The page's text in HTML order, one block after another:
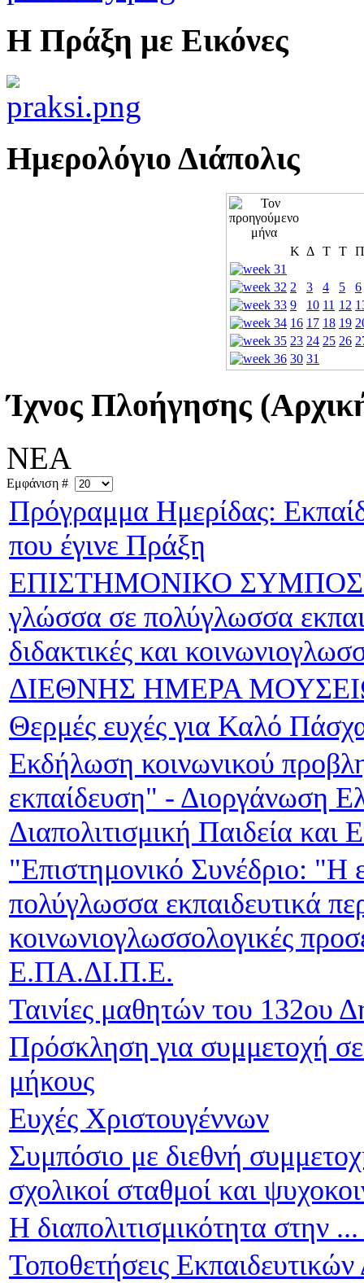
Η Πράξη με Εικόνες
Ημερολόγιο Διάπολις
Κ Δ Τ Τ Π
2 3 4 5
6
9
10 11 12
16 17 18 19
23 24 25 26
30 31
Ίχνος Πλοήγησης
ΝΕΑ
Εμφάνιση #
Πρόγραμμα Ημερίδας:
που έγινε Πράξη
ΕΠΙΣΤΗΜΟΝΙΚΟ
γλώσσα σε πολύγλωσσα
διδακτικές και
ΔΙΕΘΝΗΣ ΗΜΕΡΑ
Θερμές ευχές για Καλό
Εκδήλωση κοινωνικού
εκπαίδευση" - Διοργάνωση
Διαπολιτισμική Παιδεία και
"Επιστημονικό Συνέδριο: "Η
πολύγλωσσα εκπαιδευτικά
κοινωνιογλωσσολογικές
Ε.ΠΑ.ΔΙ.Π.Ε.
Ταινίες μαθητών του 132ου
Πρόσκληση για συμμετοχή σε
μήκους
Ευχές Χριστουγέννων
Συμπόσιο με διεθνή
σχολικοί σταθμοί και
Η διαπολιτισμικότητα στην
Τοποθετήσεις